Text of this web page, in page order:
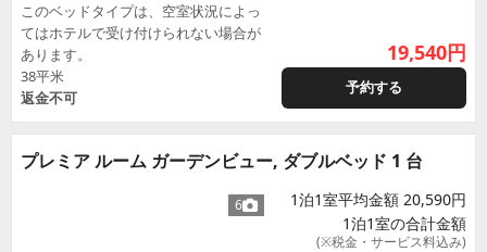
このベッドタイプは、空室状況によっ
てはホテルで受け付けられない場合が
あります。
38平米
返金不可
19,540円
予約する
プレミア ルーム ガーデンビュー, ダブルベッド 1 台
6
1泊1室平均金額 20,590円
1泊1室の合計金額
(※税金・サービス料込み)